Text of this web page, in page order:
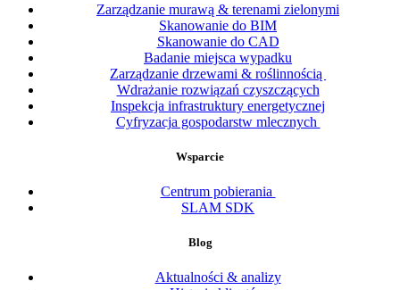
Zarządzanie murawą & terenami zielonymi
Skanowanie do BIM
Skanowanie do CAD
Badanie miejsca wypadku
Zarządzanie drzewami & roślinnością
Wdrażanie rozwiązań czyszczących
Inspekcja infrastruktury energetycznej
Cyfryzacja gospodarstw mlecznych
Wsparcie
Centrum pobierania
SLAM SDK
Blog
Aktualności & analizy